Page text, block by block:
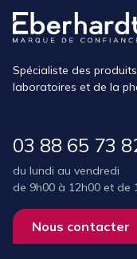
Spécialiste des
laboratoires et de la
03 88 65 73
du lundi au vendredi
de 9h00 à 12h00 et de
Nous contacter